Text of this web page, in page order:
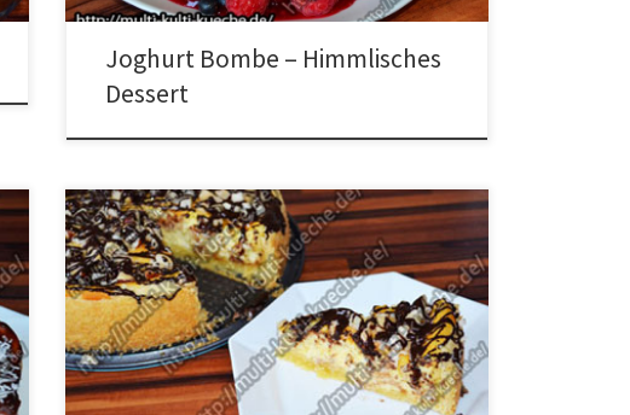
Joghurt Bombe – Himmlisches
Dessert
Zutaten für Nusskuchen mit Vanille Quarkfüllung 4
Eier200g Mehl160g Butter120g Zucker1 Bio
Zitrone250g Magerquark200g Sahne200g Schmand1
Päck. Vanillepudding100g Zartbitter Kuvertüre100g
Paranusskerne Zubereitung Aus 1 Eigelb, dem Mehl,
der Butter und 50g Zucker einen Teig herstellen. Den
Teig in eine gefettete Form geben und an den Boden
und den Rand drücken. […]